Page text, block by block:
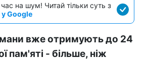
на шум! Читай тільки суть з
у Google
вже отримують до 24
пам'яті - більше, ніж